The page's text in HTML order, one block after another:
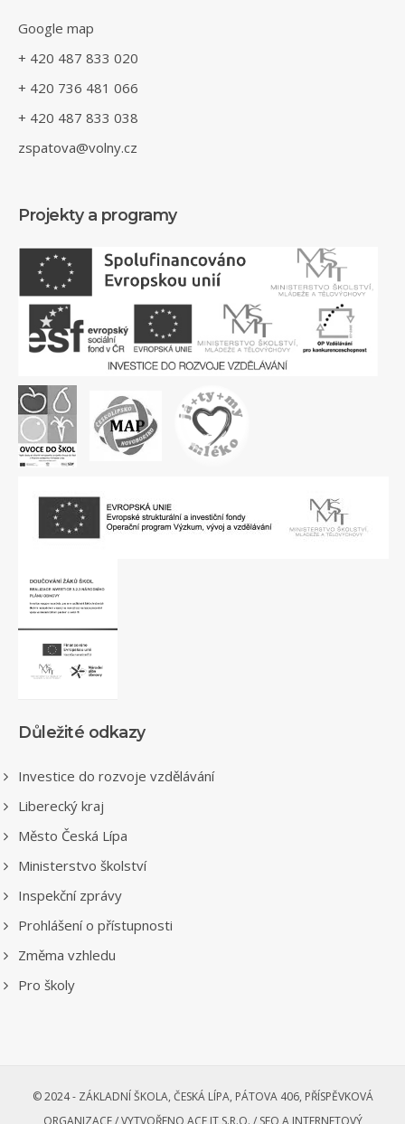
Google map
+ 420 487 833 020
+ 420 736 481 066
+ 420 487 833 038
zspatova@volny.cz
Projekty a programy
Důležité odkazy
Investice do rozvoje vzdělávání
Liberecký kraj
Město Česká Lípa
Ministerstvo školství
Inspekční zprávy
Prohlášení o přístupnosti
Změma vzhledu
Pro školy
© 2024 - ZÁKLADNÍ ŠKOLA, ČESKÁ LÍPA, PÁTOVA 406, PŘÍSPĚVKOVÁ
ORGANIZACE /VYTVOŘENO ACE IT S.R.O. / SEO A INTERNETOVÝ